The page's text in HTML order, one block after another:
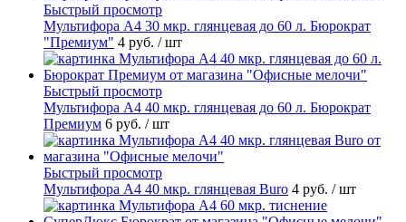
Быстрый просмотр
Мультифора А4 30 мкр. глянцевая до 60 л. Бюрократ
"Премиум" 4 руб. / шт
Быстрый просмотр
Мультифора А4 40 мкр. глянцевая до 60 л. Бюрократ
Премиум 6 руб. / шт
Быстрый просмотр
Мультифора А4 40 мкр. глянцевая Buro 4 руб. / шт